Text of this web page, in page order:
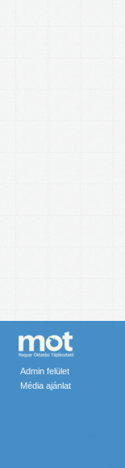
Admin felület
Média ajánlat